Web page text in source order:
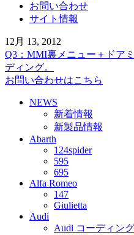
お問い合わせ
サイト情報
12月 13, 2012
Q3：MMI裏メニュー＋ドア
ディング。
お問い合わせはこちら
NEWS
新着情報
新製品情報
Abarth
124spider
595
695
Alfa Romeo
147
Giulietta
Audi
Audi コーディン